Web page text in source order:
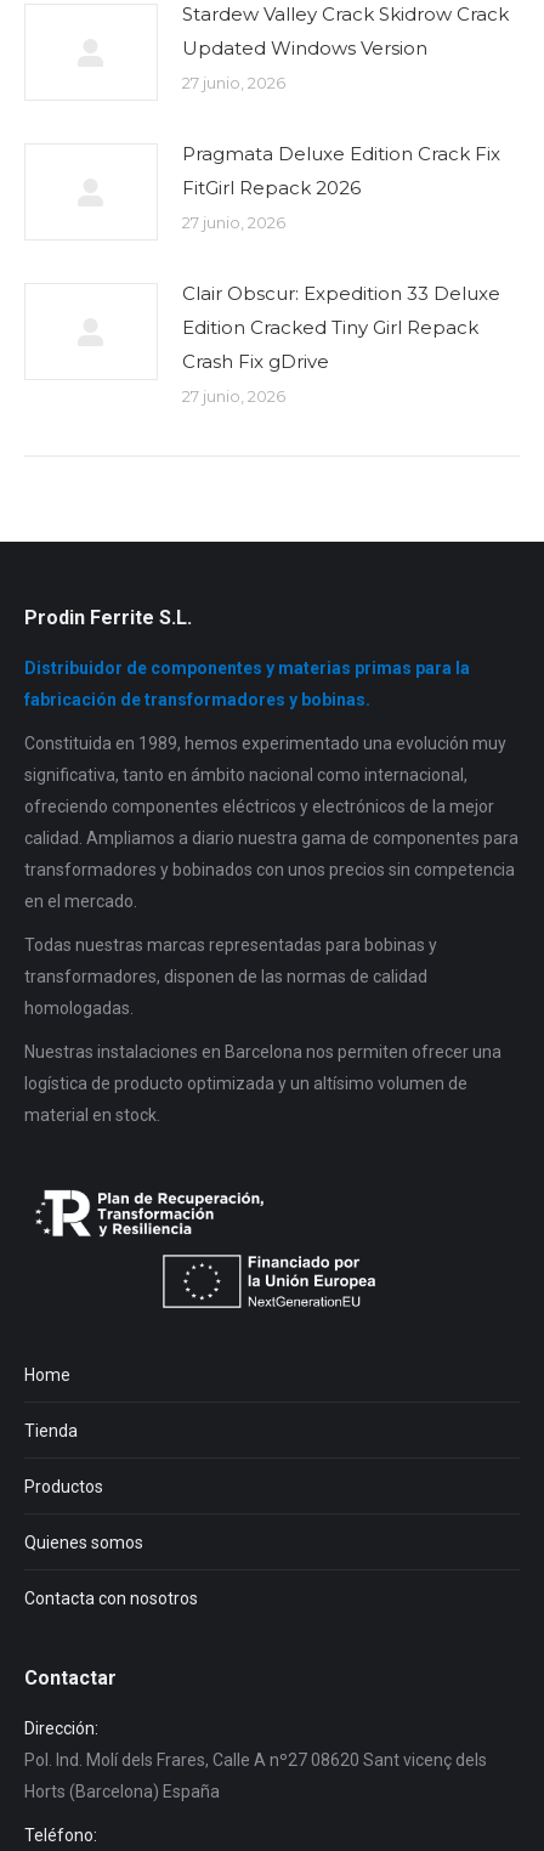
Stardew Valley Crack Skidrow Crack
Updated Windows Version
27 junio, 2026
Pragmata Deluxe Edition Crack Fix
FitGirl Repack 2026
27 junio, 2026
Clair Obscur: Expedition 33 Deluxe
Edition Cracked Tiny Girl Repack
Crash Fix gDrive
27 junio, 2026
Prodin Ferrite S.L.
Distribuidor de componentes y materias primas para la
fabricación de transformadores y bobinas.
Constituida en 1989, hemos experimentado una evolución muy
significativa, tanto en ámbito nacional como internacional,
ofreciendo componentes eléctricos y electrónicos de la mejor
calidad. Ampliamos a diario nuestra gama de componentes para
transformadores y bobinados con unos precios sin competencia
en el mercado.
Todas nuestras marcas representadas para bobinas y
transformadores, disponen de las normas de calidad
homologadas.
Nuestras instalaciones en Barcelona nos permiten ofrecer una
logística de producto optimizada y un altísimo volumen de
material en stock.
Home
Tienda
Productos
Quienes somos
Contacta con nosotros
Contactar
Dirección:
Pol. Ind. Molí dels Frares, Calle A nº27 08620 Sant vicenç dels
Horts (Barcelona) España
Teléfono: